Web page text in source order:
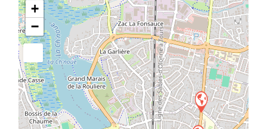
+
−